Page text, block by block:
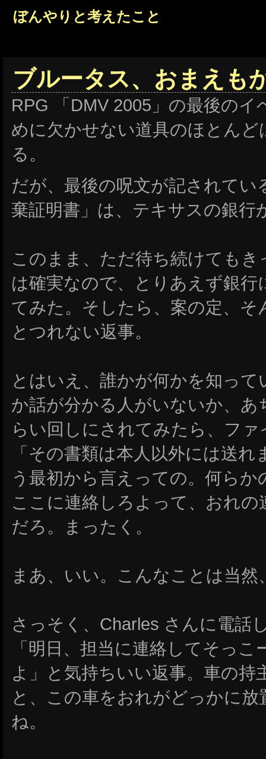
ぼんやりと考えたこと
ブルータス、おまえも
RPG 「DMV 2005」の最後の
めに欠かせない道具のほとん
る。
だが、最後の呪文が記されてい
棄証明書」は、テキサスの銀行
このまま、ただ待ち続けても
は確実なので、とりあえず銀行
てみた。そしたら、案の定、
とつれない返事。
とはいえ、誰かが何かを知っ
か話が分かる人がいないか、
らい回しにされてみたら、フ
「その書類は本人以外には送
う最初から言えっての。何ら
ここに連絡しろよって、おれ
だろ。まったく。
まあ、いい。こんなことは当然
さっそく、Charles さんに電話
「明日、担当に連絡してそっ
よ」と気持ちいい返事。車の
と、この車をおれがどっかに
ね。